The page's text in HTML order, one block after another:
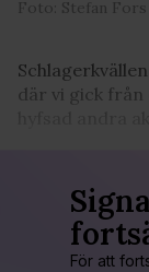
Foto: Stefan Fors
där vi gick
För att